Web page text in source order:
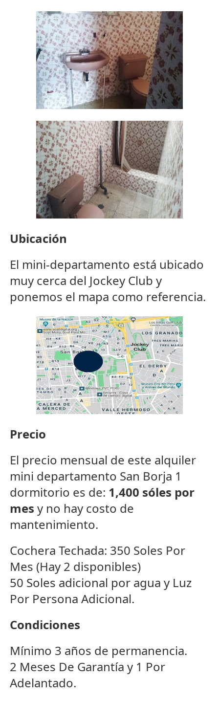
Ubicación
El mini-departamento está ubicado
muy cerca del Jockey Club y
ponemos el mapa como referencia.
Precio
El precio mensual de este alquiler
mini departamento San Borja 1
dormitorio es de: 1,400 sóles por
mes y no hay costo de
mantenimiento.
Cochera Techada: 350 Soles Por
Mes (Hay 2 disponibles)
50 Soles adicional por agua y Luz
Por Persona Adicional.
Condiciones
Mínimo 3 años de permanencia.
2 Meses De Garantía y 1 Por
Adelantado.